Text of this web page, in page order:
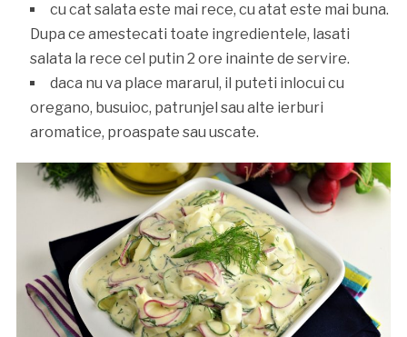
cu cat salata este mai rece, cu atat este mai buna.
Dupa ce amestecati toate ingredientele, lasati
salata la rece cel putin 2 ore inainte de servire.
daca nu va place mararul, il puteti inlocui cu
oregano, busuioc, patrunjel sau alte ierburi
aromatice, proaspate sau uscate.